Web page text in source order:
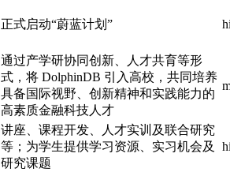
正式启动“蔚蓝计划”
通过产学研协同创新、人才共育等形
式，将 DolphinDB 引入高校，共同培养
具备国际视野、创新精神和实践能力的
高素质金融科技人才
讲座、课程开发、人才实训及联合研究
等；为学生提供学习资源、实习机会及
研究课题